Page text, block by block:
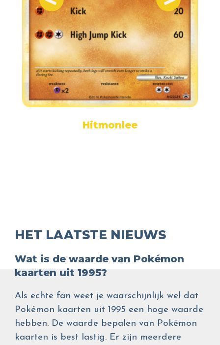
Hitmonlee
HET LAATSTE NIEUWS
Wat is de waarde van Pokémon
kaarten uit 1995?
Als echte fan weet je waarschijnlijk wel dat
Pokémon kaarten uit 1995 een hoge waarde
hebben. De waarde bepalen van Pokémon
kaarten is best lastig. Er zijn meerdere